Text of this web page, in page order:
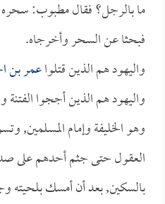
ما بالرجل؟ فقال مطبوب: سحره
فبحثا عن السحر وأخرجاه.
واليهود هم الذين قتلواعمر بن
واليهود هم الذين أججوا
وهو الخليفة وإمام المسلمين,
العقول حتى جثم أحدهم على
بالسكين, بعد أن أمسك بلحيته